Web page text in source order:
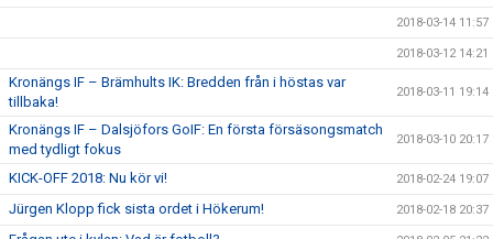
2018-03-14 11:57
2018-03-12 14:21
Kronängs IF – Brämhults IK: Bredden från i höstas var
tillbaka!
2018-03-11 19:14
Kronängs IF – Dalsjöfors GoIF: En första försäsongsmatch
med tydligt fokus
2018-03-10 20:17
KICK-OFF 2018: Nu kör vi! 2018-02-24 19:07
Jürgen Klopp fick sista ordet i Hökerum! 2018-02-18 20:37